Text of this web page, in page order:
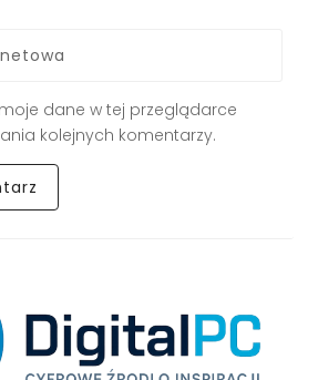
dane w tej przeglądarce
kolejnych komentarzy.